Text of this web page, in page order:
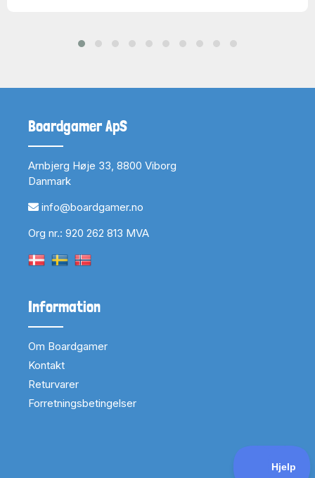
Boardgamer ApS
Arnbjerg Høje 33, 8800 Viborg
Danmark
info@boardgamer.no
Org nr.: 920 262 813 MVA
Information
Om Boardgamer
Kontakt
Returvarer
Forretningsbetingelser